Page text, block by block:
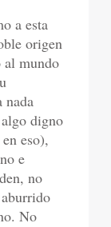
a esta
origen
al mundo
nada
digno
eso),
e
no
No